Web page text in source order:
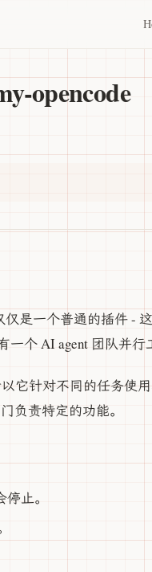
opencode
仅是一个普通的插件 -
一个 AI agent 团队并行
它针对不同的任务使
负责特定的功能。
止。